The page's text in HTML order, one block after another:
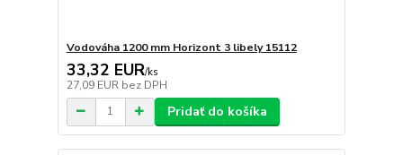
Vodováha 1200 mm Horizont 3 libely 15112
33,32 EUR/ks
27,09 EUR bez DPH
Pridať do košíka